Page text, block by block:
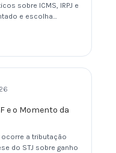
sobre ICMS, IRPJ e
e escolha…
e o Momento da
a tributação
do STJ sobre ganho